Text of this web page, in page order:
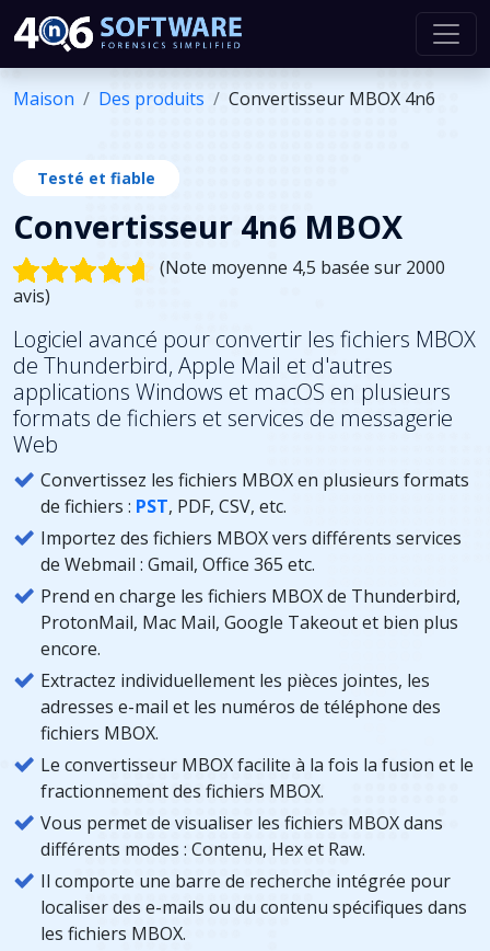
Maison Des produits Convertisseur MBOX 4n6
Testé et fiable
Convertisseur 4n6 MBOX
(Note moyenne 4,5 basée sur 2000
avis)
Logiciel avancé pour convertir les fichiers MBOX
de Thunderbird, Apple Mail et d'autres
applications Windows et macOS en plusieurs
formats de fichiers et services de messagerie
Web
Convertissez les fichiers MBOX en plusieurs formats
de fichiers : PST, PDF, CSV, etc.
Importez des fichiers MBOX vers différents services
de Webmail : Gmail, Office 365 etc.
Prend en charge les fichiers MBOX de Thunderbird,
ProtonMail, Mac Mail, Google Takeout et bien plus
encore.
Extractez individuellement les pièces jointes, les
adresses e-mail et les numéros de téléphone des
fichiers MBOX.
Le convertisseur MBOX facilite à la fois la fusion et le
fractionnement des fichiers MBOX.
Vous permet de visualiser les fichiers MBOX dans
différents modes : Contenu, Hex et Raw.
Il comporte une barre de recherche intégrée pour
localiser des e-mails ou du contenu spécifiques dans
les fichiers MBOX.